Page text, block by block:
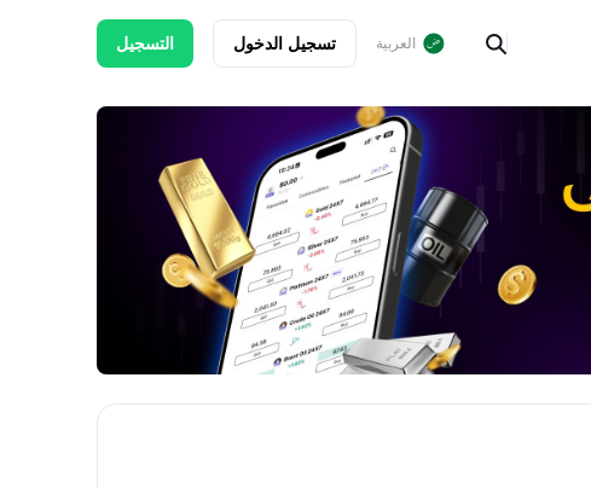
العربية تسجيل الدخول التسجيل